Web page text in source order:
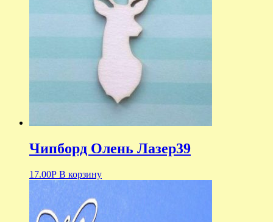
Чипборд Олень Лазер39
17.00Р В корзину